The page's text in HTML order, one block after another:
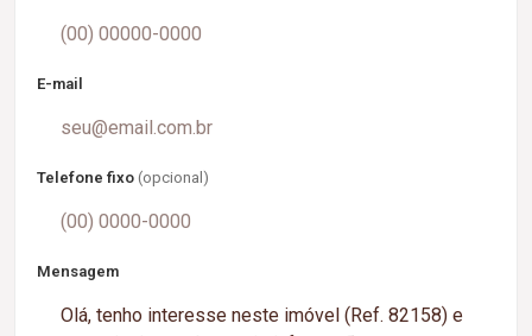
E-mail
Telefone fixo (opcional)
Mensagem